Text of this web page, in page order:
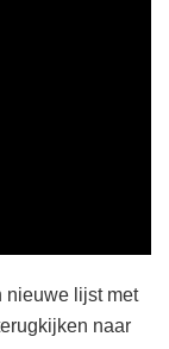
nieuwe lijst met
naar